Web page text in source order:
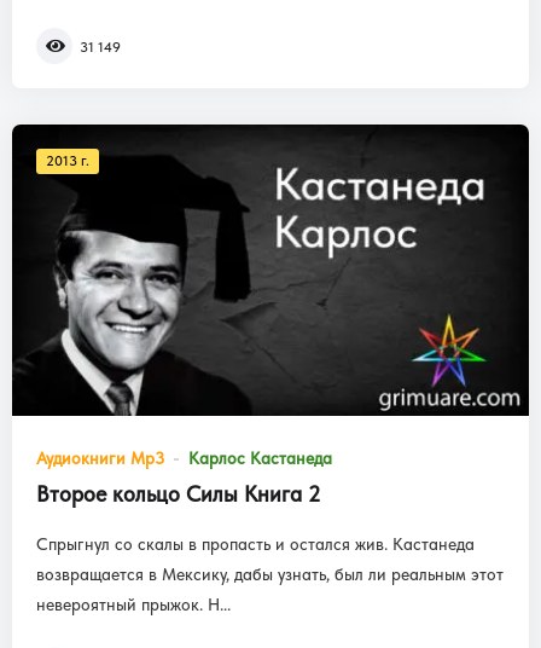
31 149
2013 г.
Аудиокниги Mp3 Карлос Кастанеда
Второе кольцо Силы Книга 2
Спрыгнул со скалы в пропасть и остался жив. Кастанеда
возвращается в Мексику, дабы узнать, был ли реальным этот
невероятный прыжок. Н...